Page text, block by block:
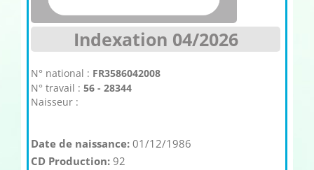
Indexation 04/2026
N° national : FR3586042008
N° travail : 56 - 28344
Naisseur :
Date de naissance:01/12/1986
CD Production:92